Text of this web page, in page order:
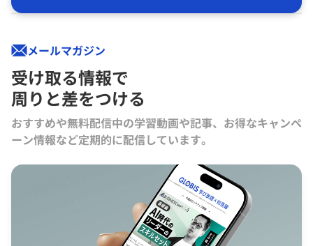
メールマガジン
受け取る情報で
周りと差をつける
おすすめや無料配信中の学習動画や記事、お得なキャンペ
ーン情報など定期的に配信しています。